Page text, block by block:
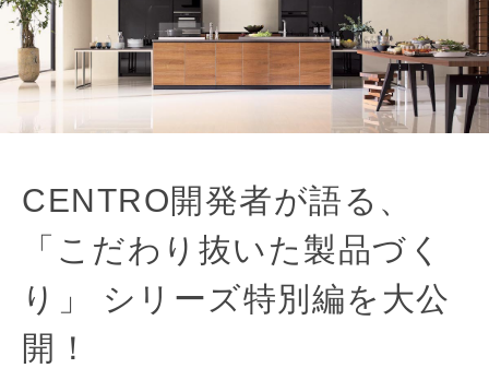
CENTRO開発者が語る、
「こだわり抜いた製品づく
り」 シリーズ特別編を大公
開！